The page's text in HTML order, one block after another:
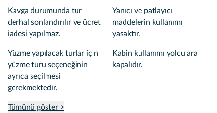
Kavga durumunda tur
derhal sonlandırılır ve ücret
iadesi yapılmaz.
Yanıcı ve patlayıcı
maddelerin kullanımı
yasaktır.
Yüzme yapılacak turlar için
yüzme turu seçeneğinin
ayrıca seçilmesi
gerekmektedir.
Kabin kullanımı yolculara
kapalıdır.
Tümünü göster >